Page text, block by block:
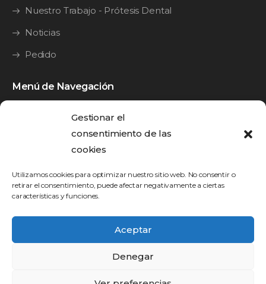
Gestionar el
consentimiento de las
cookies
Utilizamos cookies para optimizar nuestro sitio web. No consentir o
retirar el consentimiento, puede afectar negativamente a ciertas
características y funciones.
Aceptar
Denegar
Nuestro Trabajo - Prótesis Dental
Noticias
Pedido
Menú de Navegación
Y•Brid
Y•Brid Mini